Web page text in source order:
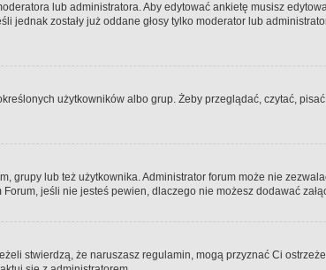
lub administratora. Aby edytować ankietę musisz
jednak zostały już oddane głosy tylko moderator lub
użytkowników albo grup. Żeby przeglądać, czytać,
grupy lub też użytkownika. Administrator forum może nie
jeśli nie jesteś pewien, dlaczego nie możesz dodawać
stwierdzą, że naruszasz regulamin, mogą przyznać Ci